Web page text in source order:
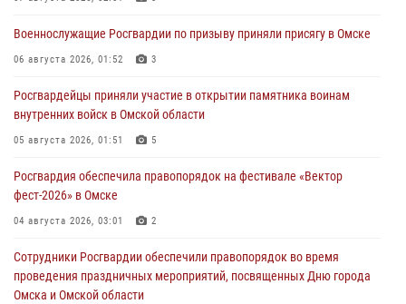
Военнослужащие Росгвардии по призыву приняли присягу в Омске
06 августа 2026, 01:52 3
Росгвардейцы приняли участие в открытии памятника воинам
внутренних войск в Омской области
05 августа 2026, 01:51 5
Росгвардия обеспечила правопорядок на фестивале «Вектор
фест-2026» в Омске
04 августа 2026, 03:01 2
Сотрудники Росгвардии обеспечили правопорядок во время
проведения праздничных мероприятий, посвященных Дню города
Омска и Омской области